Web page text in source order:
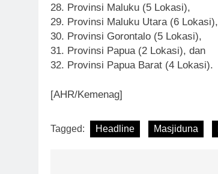
28. Provinsi Maluku (5 Lokasi),
29. Provinsi Maluku Utara (6 Lokasi),
30. Provinsi Gorontalo (5 Lokasi),
31. Provinsi Papua (2 Lokasi), dan
32. Provinsi Papua Barat (4 Lokasi).
[AHR/Kemenag]
Tagged: Headline Masjiduna